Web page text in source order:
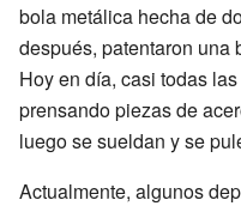
bola metálica hecha de
después, patentaron una
Hoy en día, casi todas
prensando piezas de
luego se sueldan y se
Actualmente, algunos